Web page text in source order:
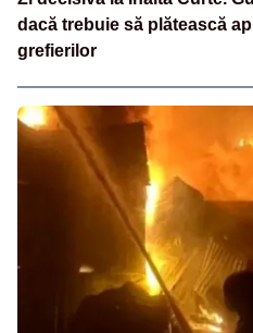
dacă trebuie să plătească
grefierilor